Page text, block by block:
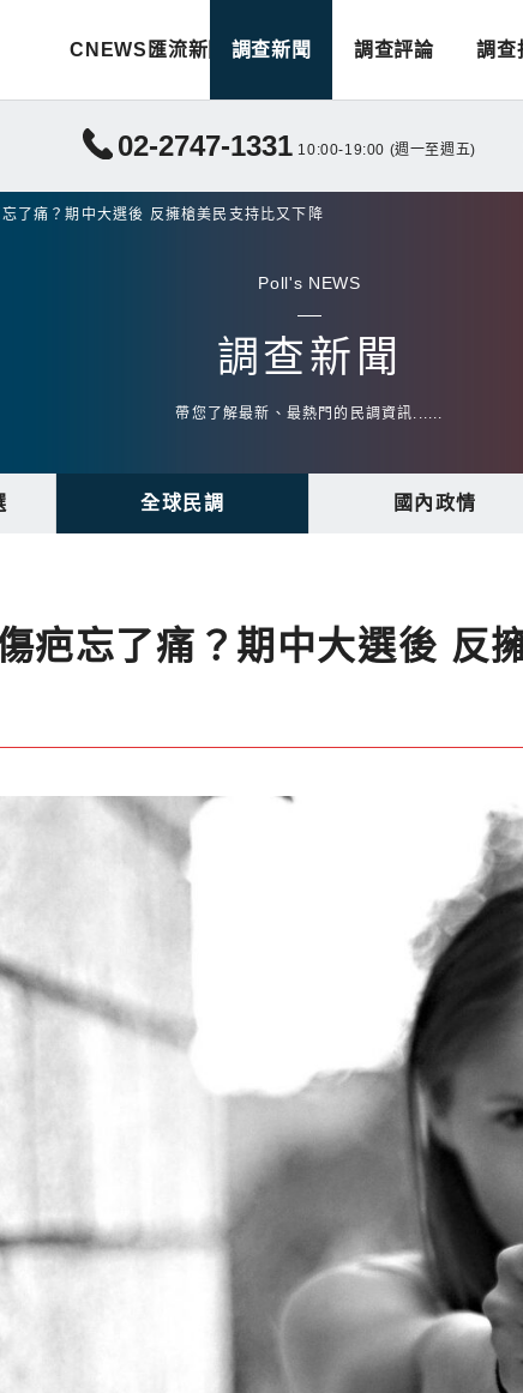
CNEWS匯流新聞 調查新聞 調查評論 調查
02-2747-1331 10:00-19:00 (週一至週五)
了痛？期中大選後 反擁槍美民支持比又下降
Poll's NEWS
調查新聞
帶您了解最新、最熱門的民調資訊......
全球民調 國內政情
疤忘了痛？期中大選後 反